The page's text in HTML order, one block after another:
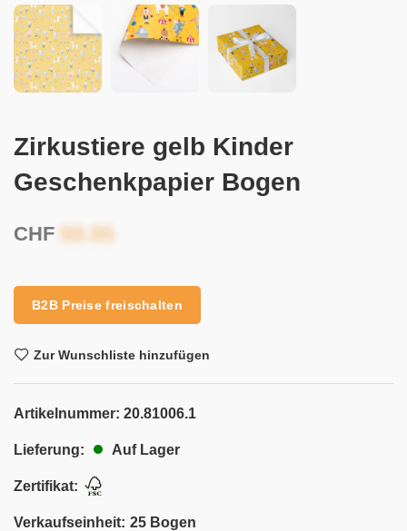
Zirkustiere gelb Kinder
Geschenkpapier Bogen
CHF
B2B Preise freischalten
Zur Wunschliste hinzufügen
Artikelnummer: 20.81006.1
Lieferung: Auf Lager
Zertifikat:
Verkaufseinheit: 25 Bogen